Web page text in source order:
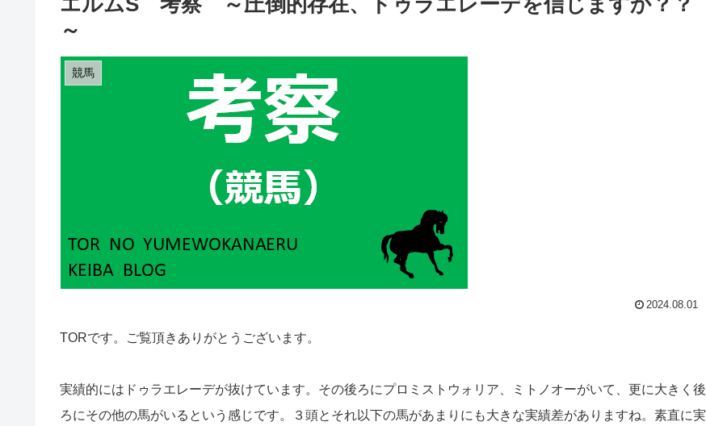
～
競馬
2024.08.01
TORです。ご覧頂きありがとうございます。
実績的にはドゥラエレーデが抜けています。その後ろにプロミストウォリア、ミトノオーがいて、更に大きく後
ろにその他の馬がいるという感じです。３頭とそれ以下の馬があまりにも大きな実績差がありますね。 素直に実